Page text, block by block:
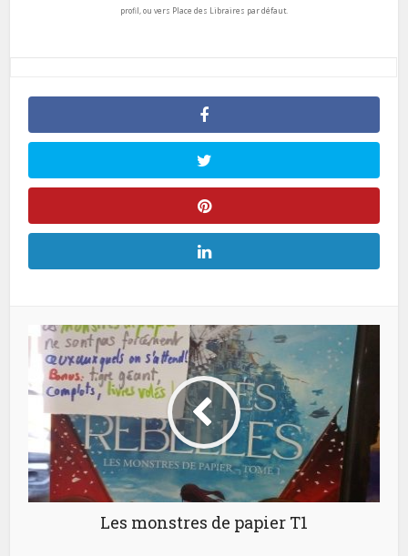
profil, ou vers Place des Libraires par défaut.
Les monstres de papier T1